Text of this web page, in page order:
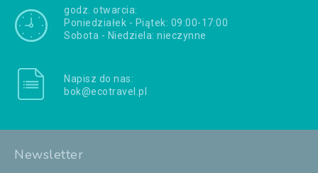
godz. otwarcia:
Poniedziałek - Piątek: 09:00-17:00
Sobota - Niedziela: nieczynne
Napisz do nas:
bok@ecotravel.pl
Newsletter